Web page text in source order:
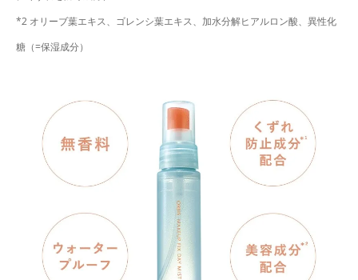
*2 オリーブ葉エキス、ゴレンシ葉エキス、加水分解ヒアルロン酸、異性化
糖（=保湿成分）